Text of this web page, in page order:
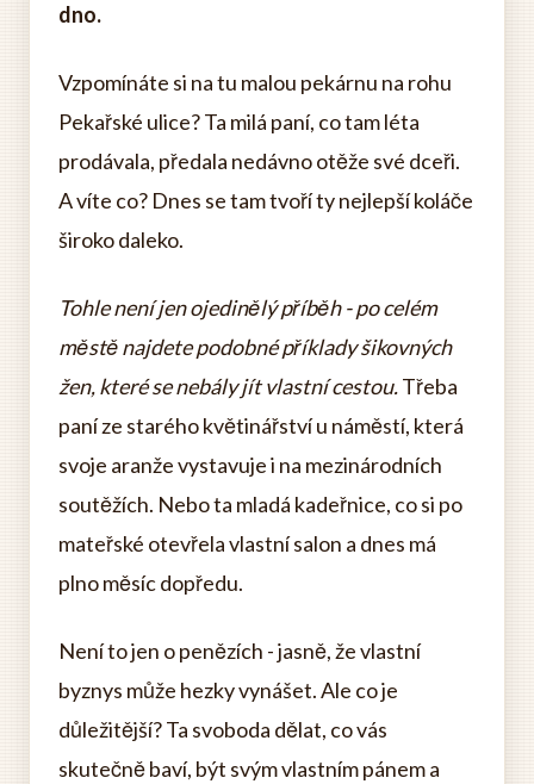
dno.
Vzpomínáte si na tu malou pekárnu na rohu
Pekařské ulice? Ta milá paní, co tam léta
prodávala, předala nedávno otěže své dceři.
A víte co? Dnes se tam tvoří ty nejlepší koláče
široko daleko.
Tohle není jen ojedinělý příběh - po celém
městě najdete podobné příklady šikovných
žen, které se nebály jít vlastní cestou.Třeba
paní ze starého květinářství u náměstí, která
svoje aranže vystavuje i na mezinárodních
soutěžích. Nebo ta mladá kadeřnice, co si po
mateřské otevřela vlastní salon a dnes má
plno měsíc dopředu.
Není to jen o penězích - jasně, že vlastní
byznys může hezky vynášet. Ale co je
důležitější? Ta svoboda dělat, co vás
skutečně baví, být svým vlastním pánem a